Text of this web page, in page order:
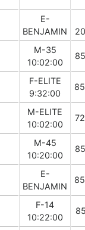
E-
BENJAMIN
M-35
10:02:00
F-ELITE
9:32:00
M-ELITE
10:02:00
M-45
10:20:00
E-
BENJAMIN
F-14
10:22:00